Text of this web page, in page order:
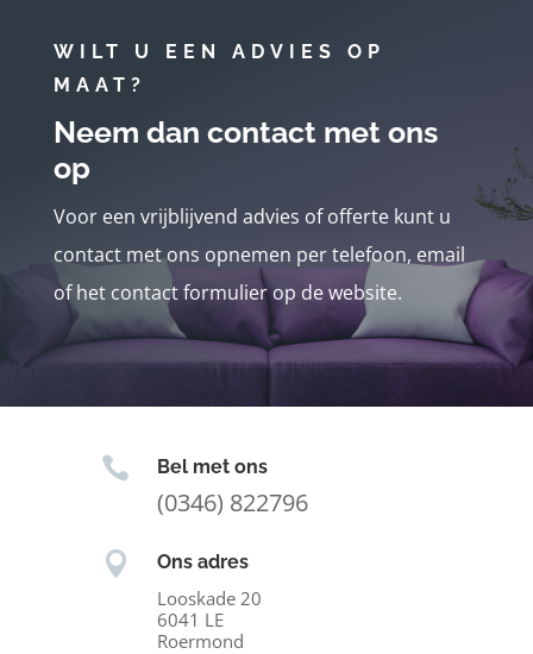
WILT U EEN ADVIES OP
MAAT?
Neem dan contact met ons
op
Voor een vrijblijvend advies of offerte kunt u
contact met ons opnemen per telefoon, email
of het contact formulier op de website.
 Bel met ons
(0346) 822796
 Ons adres
Looskade 20
6041 LE
Roermond